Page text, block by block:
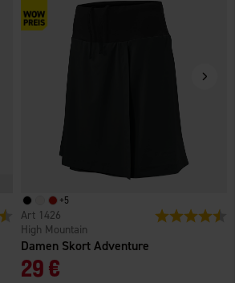
4.4 von 5 Sternen
+5
Damen Skort Adventure
High Mountain
1426
29 €
Bewertung: